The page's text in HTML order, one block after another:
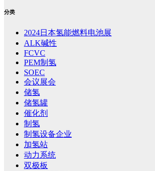
分类
2024日本氢能燃料电池展
ALK碱性
FCVC
PEM制氢
SOEC
会议展会
储氢
储氢罐
催化剂
制氢
制氢设备企业
加氢站
动力系统
双极板